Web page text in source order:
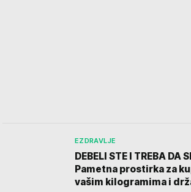
EZDRAVLJE
DEBELI STE I TREBA DA
Pametna prostirka za
vašim kilogramima i